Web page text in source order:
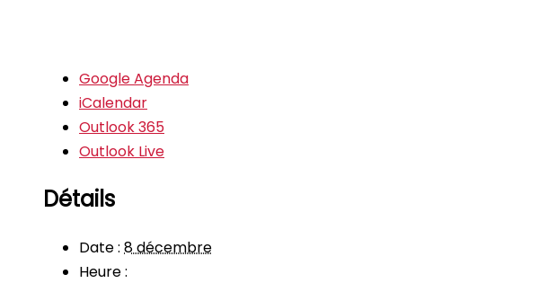
Google Agenda
iCalendar
Outlook 365
Outlook Live
Détails
Date : 8 décembre
Heure :